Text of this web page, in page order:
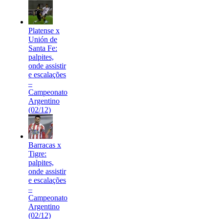
Platense x
Unión de
Santa Fe:
palpites,
onde assistir
e escalações
–
Campeonato
Argentino
(02/12)
Barracas x
Tigre:
palpites,
onde assistir
e escalações
–
Campeonato
Argentino
(02/12)